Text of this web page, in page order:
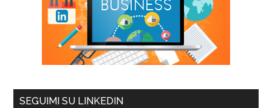
SEGUIMI SU LINKEDIN